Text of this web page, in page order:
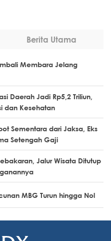
Berita Utama
Membara Jelang
Daerah Jadi Rp5,2 Triliun,
dan Kesehatan
Sementara dari Jaksa, Eks
Setengah Gaji
Jalur Wisata Ditutup
MBG Turun hingga Nol